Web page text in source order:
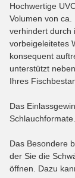
Hochwertige
Volumen von
verhindert durch
vorbeigeleitetes
konsequent
unterstützt
Ihres
Das
Schlauchformate.
Das Besondere
der Sie die
öffnen. Dazu